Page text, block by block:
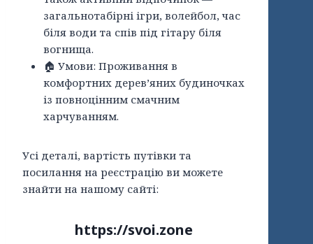
загальнотабірні ігри, волейбол, час
біля води та спів під гітару біля
вогнища.
🏠 Умови: Проживання в
комфортних дерев’яних будиночках
із повноцінним смачним
харчуванням.
Усі деталі, вартість путівки та
посилання на реєстрацію ви можете
знайти на нашому сайті:
https://svoi.zone